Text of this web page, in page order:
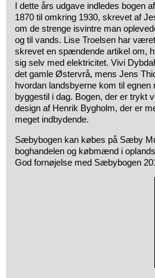
I dette års udgave indledes bogen
1870 til omkring 1930, skrevet af
om de strenge isvintre man
og til vands. Lise Troelsen har
skrevet en spændende artikel om,
sig selv med elektricitet. Vivi
det gamle Østervrå, mens Jens
hvordan landsbyerne kom til
byggestil i dag. Bogen, der er trykt
design af Henrik Bygholm, der er
meget indbydende.
Sæbybogen kan købes på Sæby
boghandelen og købmænd i
God fornøjelse med Sæbybogen